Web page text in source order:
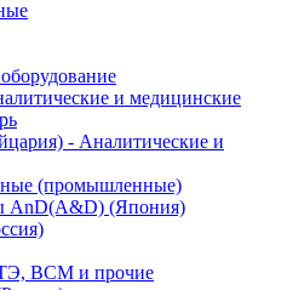
и медицинские
- Аналитические и
(промышленные)
AnD(A&D) (Япония)
BCM и прочие